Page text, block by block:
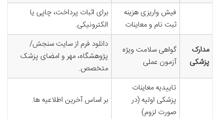
فیش واریزی هزینه
ثبت نام و معاینات
برای اثبات پرداخت، چاپی یا
الکترونیکی.
مدارک
پزشکی
گواهی سلامت ویژه
آزمون عملی
دانلود فرم از سایت سنجش/
پژوهشگاه، مهر و امضای پزشک
متخصص.
تاییدیه معاینات
پزشکی اولیه (در
صورت لزوم)
بر اساس آخرین اطلاعیه ها.